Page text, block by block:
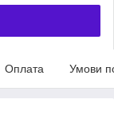
Оплата Умови